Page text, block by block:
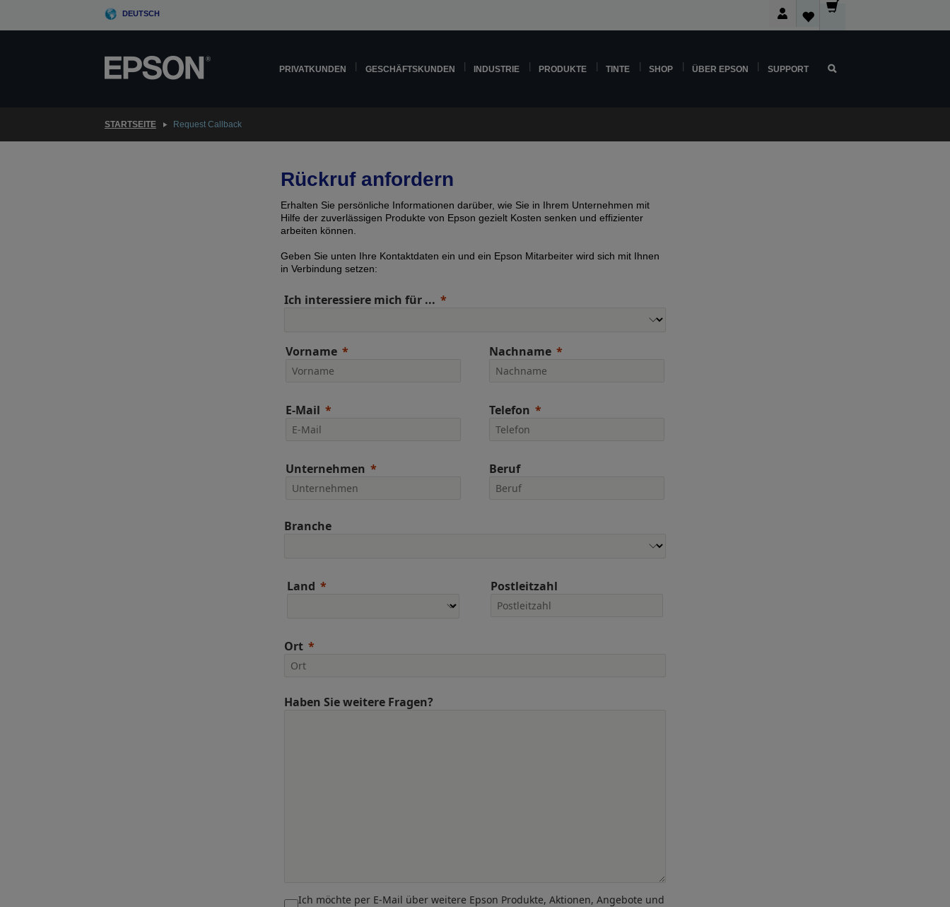
DEUTSCH
PRIVATKUNDEN GESCHÄFTSKUNDEN INDUSTRIE PRODUKTE TINTE SHOP ÜBER EPSON SUPPORT
STARTSEITE Request Callback
Rückruf anfordern
Erhalten Sie persönliche Informationen darüber, wie Sie in Ihrem Unternehmen mit
Hilfe der zuverlässigen Produkte von Epson gezielt Kosten senken und effizienter
arbeiten können.
Geben Sie unten Ihre Kontaktdaten ein und ein Epson Mitarbeiter wird sich mit Ihnen
in Verbindung setzen:
Ich interessiere mich für ...
Vorname Nachname
E-Mail Telefon
Unternehmen Beruf
Branche
Land Postleitzahl
Ort
Haben Sie weitere Fragen?
Ich möchte per E-Mail über weitere Epson Produkte, Aktionen, Angebote und